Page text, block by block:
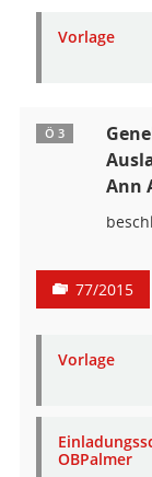
Vorlage
Ö 3
Ann
77/2015
Vorlage
OBPalmer